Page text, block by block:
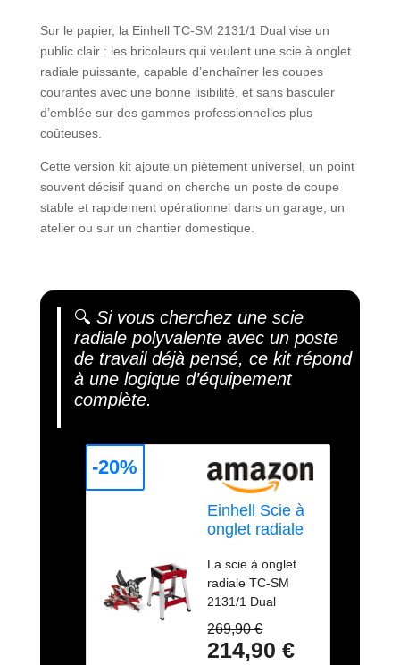
Sur le papier, la Einhell TC-SM 2131/1 Dual vise un
public clair : les bricoleurs qui veulent une scie à onglet
radiale puissante, capable d’enchaîner les coupes
courantes avec une bonne lisibilité, et sans basculer
d’emblée sur des gammes professionnelles plus
coûteuses.
Cette version kit ajoute un piètement universel, un point
souvent décisif quand on cherche un poste de coupe
stable et rapidement opérationnel dans un garage, un
atelier ou sur un chantier domestique.
🔍 Si vous cherchez une scie
radiale polyvalente avec un poste
de travail déjà pensé, ce kit répond
à une logique d’équipement
complète.
Einhell Scie à
onglet radiale
Dual (max. 1
800 W, 4 900
tour/min,
système de
glissière
intégré, avec
La scie à onglet
radiale TC-SM
2131/1 Dual
permet le travail
du bois, de
panneaux avec
269,90 €
214,90 €
-20%